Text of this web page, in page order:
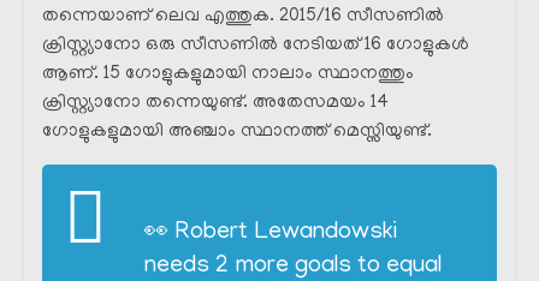
തന്നെയാണ് ലെവ എത്തുക. 2015/16 സീസണിൽ
ക്രിസ്റ്റ്യാനോ ഒരു സീസണിൽ നേടിയത് 16 ഗോളുകൾ
ആണ്. 15 ഗോളുകളുമായി നാലാം സ്ഥാനത്തും
ക്രിസ്റ്റ്യാനോ തന്നെയുണ്ട്. അതേസമയം 14
ഗോളുകളുമായി അഞ്ചാം സ്ഥാനത്ത് മെസ്സിയുണ്ട്.
👀 Robert Lewandowski
needs 2 more goals to equal